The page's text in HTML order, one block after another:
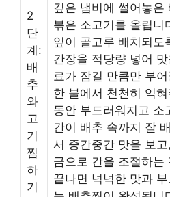
2
단
계:
배
추
와
고
기
찜
하
기
깊은 냄비에 썰어놓은
볶은 소고기를 올립니
잎이 골고루 배치되도
간장을 적당량 넣어
료가 잠길 만큼만 부
한 불에서 천천히 익
동안 부드러워지고 소
간이 배추 속까지 잘
서 중간중간 맛을 보
금으로 간을 조절하는
끝나면 넉넉한 맛과